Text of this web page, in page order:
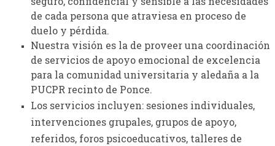
de cada persona que atraviesa en proceso de
duelo y pérdida.
Nuestra visión es la de proveer una coordinación
de servicios de apoyo emocional de excelencia
para la comunidad universitaria y aledaña a la
PUCPR recinto de Ponce.
Los servicios incluyen: sesiones individuales,
intervenciones grupales, grupos de apoyo,
referidos, foros psicoeducativos, talleres de